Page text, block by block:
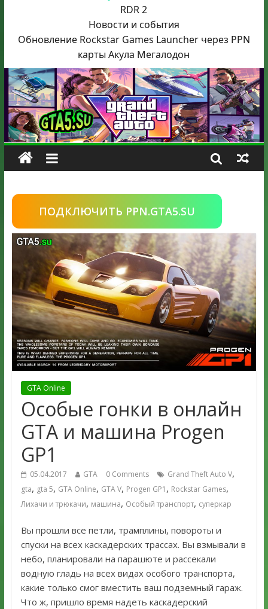
RDR 2
Новости и события
Обновление Rockstar Games Launcher через PPN
карты Акула Мегалодон
ПОДКЛЮЧИТЬ PPN.GTA5.SU
GTA Online
Особые гонки в онлайн
GTA и машина Progen
GP1
05.04.2017 GTA 0 Comments Grand Theft Auto V,
gta, gta 5, GTA Online, GTA V, Progen GP1 , Rockstar Games,
Лихачи и трюкачи, машина, Особый транспорт, суперкар
Вы прошли все петли, трамплины, повороты и
спуски на всех каскадерских трассах. Вы взмывали в
небо, планировали на парашюте и рассекали
водную гладь на всех видах особого транспорта,
какие только смог вместить ваш подземный гараж.
Что ж, пришло время надеть каскадерский